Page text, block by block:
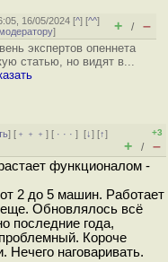
16/05/2024 [^] [^^]
] + / –
экспертов опеннета
статью, но видят в...
] [ ﹢﹢﹢] [ · · ·][↓] [↑]
+3
+ / –
функционалом -
2 до 5 машин. Работает
еще. Обновлялось всё
последние года,
Короче
Нечего наговаривать.